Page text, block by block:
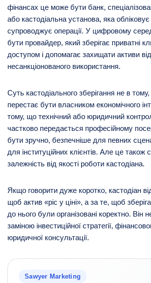
фінансах це може бути банк,
або кастодіальна установа, яка обліковує
супроводжує операції. У цифровому
бути провайдер, який зберігає приватні
доступом і допомагає захищати активи
несанкціонованого використання.
Суть кастодіального зберігання не в
перестає бути власником економічного
тому, що технічний або юридичний
частково передається професійному
бути зручно, безпечніше для певних
для інституційних клієнтів. Але це також
залежність від якості роботи кастодіана.
Якщо говорити дуже коротко, кастодіан
щоб актив «ріс у ціні», а за те, щоб
до нього були організовані коректно. Він
заміною інвестиційної стратегії,
юридичної консультації.
Sawyer Marketing